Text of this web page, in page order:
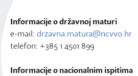
Informacije o državnoj maturi
e-mail: drzavna.matura@ncvvo.hr
telefon: +385 1 4501 899
Informacije o nacionalnim ispitima